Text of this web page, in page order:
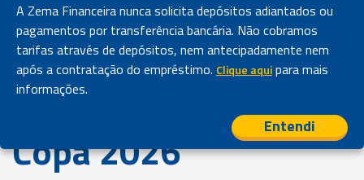
A Zema Financeira nunca solicita depósitos adiantados ou
pagamentos por transferência bancária. Não cobramos
tarifas através de depósitos, nem antecipadamente nem
após a contratação do empréstimo. Clique aquipara mais
informações.
Entendi
NOVIDADES
Guia de segurança
financeira para a
Copa 2026